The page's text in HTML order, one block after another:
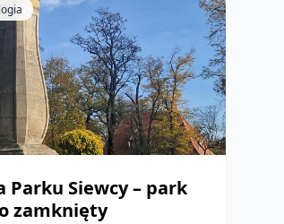
Siewcy – park
zamknięty